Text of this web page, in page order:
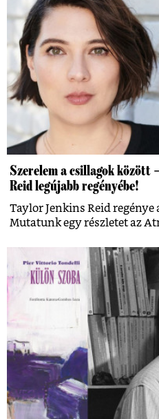
Szerelem a csillagok között
Reid legújabb regényébe!
Taylor Jenkins Reid regénye
Mutatunk egy részletet az